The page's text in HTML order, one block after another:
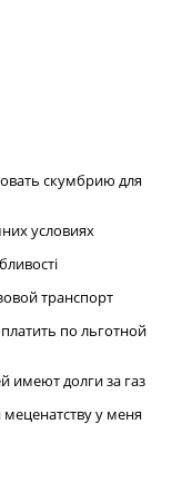
скумбрию для
условиях
транспорт
по льготной
имеют долги за газ
меценатству у меня